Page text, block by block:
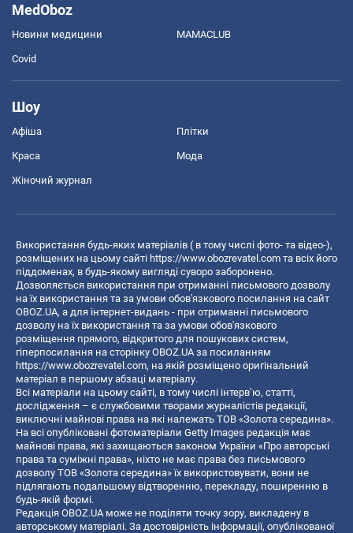
MedOboz
Новини медицини MAMACLUB
Covid
Шоу
Афіша Плітки
Краса Мода
Жіночий журнал
Використання будь-яких матеріалів ( в тому числі фото- та відео-),
розміщених на цьому сайті https://www.obozrevatel.com та всіх його
піддоменах, в будь-якому вигляді суворо заборонено.
Дозволяється використання при отриманні письмового дозволу
на їх використання та за умови обов'язкового посилання на сайт
OBOZ.UA, а для інтернет-видань - при отриманні письмового
дозволу на їх використання та за умови обов'язкового
розміщення прямого, відкритого для пошукових систем,
гіперпосилання на сторінку OBOZ.UA за посиланням
https://www.obozrevatel.com, на якій розміщено оригінальний
матеріал в першому абзаці матеріалу.
Всі матеріали на цьому сайті, в тому числі інтерв’ю, статті,
дослідження – є службовими творами журналістів редакції,
виключні майнові права на які належать ТОВ «Золота середина».
На всі опубліковані фотоматеріали Getty Images редакція має
майнові права, які захищаються законом України «Про авторські
права та суміжні права», ніхто не має права без письмового
дозволу ТОВ «Золота середина» їх використовувати, вони не
підлягають подальшому відтворенню, перекладу, поширенню в
будь-якій формі.
Редакція OBOZ.UA може не поділяти точку зору, викладену в
авторському матеріалі. За достовірність інформації, опублікованої